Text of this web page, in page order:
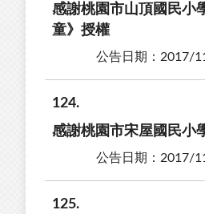
感謝桃園市山頂國民小
童》授權
公告日期：2017/
124
感謝桃園市宋屋國民小
公告日期：2017/
125